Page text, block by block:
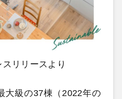
リリースより
大級の37棟（2022年の